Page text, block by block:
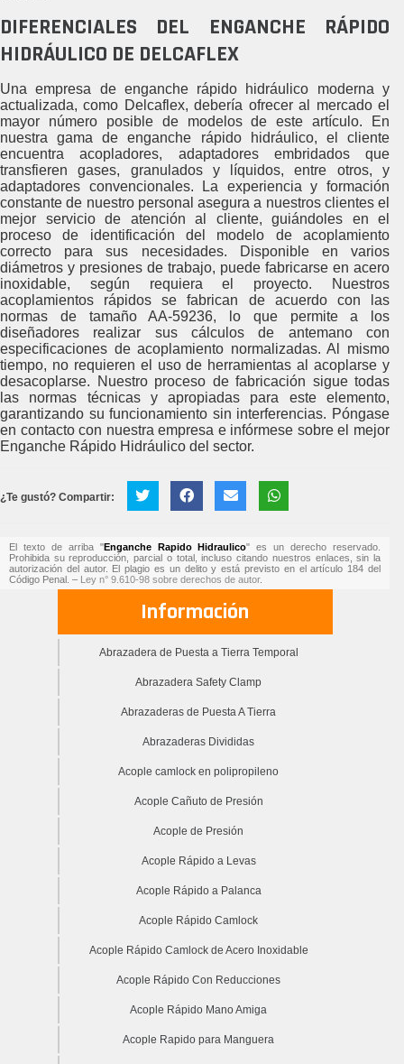
DIFERENCIALES DEL ENGANCHE RÁPIDO
HIDRÁULICO DE DELCAFLEX
Una empresa de enganche rápido hidráulico moderna y
actualizada, como Delcaflex, debería ofrecer al mercado el
mayor número posible de modelos de este artículo. En
nuestra gama de enganche rápido hidráulico, el cliente
encuentra acopladores, adaptadores embridados que
transfieren gases, granulados y líquidos, entre otros, y
adaptadores convencionales. La experiencia y formación
constante de nuestro personal asegura a nuestros clientes el
mejor servicio de atención al cliente, guiándoles en el
proceso de identificación del modelo de acoplamiento
correcto para sus necesidades. Disponible en varios
diámetros y presiones de trabajo, puede fabricarse en acero
inoxidable, según requiera el proyecto. Nuestros
acoplamientos rápidos se fabrican de acuerdo con las
normas de tamaño AA-59236, lo que permite a los
diseñadores realizar sus cálculos de antemano con
especificaciones de acoplamiento normalizadas. Al mismo
tiempo, no requieren el uso de herramientas al acoplarse y
desacoplarse. Nuestro proceso de fabricación sigue todas
las normas técnicas y apropiadas para este elemento,
garantizando su funcionamiento sin interferencias. Póngase
en contacto con nuestra empresa e infórmese sobre el mejor
Enganche Rápido Hidráulico del sector.
¿Te gustó? Compartir:
El texto de arriba "Enganche Rapido Hidraulico" es un derecho reservado.
Prohibida su reproducción, parcial o total, incluso citando nuestros enlaces, sin la
autorización del autor. El plagio es un delito y está previsto en el artículo 184 del
Código Penal. – Ley n° 9.610-98 sobre derechos de autor.
Información
Abrazadera de Puesta a Tierra Temporal
Abrazadera Safety Clamp
Abrazaderas de Puesta A Tierra
Abrazaderas Divididas
Acople camlock en polipropileno
Acople Cañuto de Presión
Acople de Presión
Acople Rápido a Levas
Acople Rápido a Palanca
Acople Rápido Camlock
Acople Rápido Camlock de Acero Inoxidable
Acople Rápido Con Reducciones
Acople Rápido Mano Amiga
Acople Rapido para Manguera